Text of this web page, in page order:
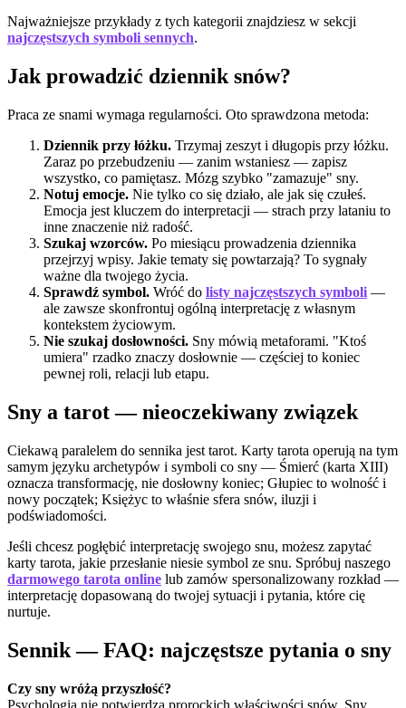
Najważniejsze przykłady z tych kategorii znajdziesz w sekcji
najczęstszych symboli sennych.
Jak prowadzić dziennik snów?
Praca ze snami wymaga regularności. Oto sprawdzona metoda:
Dziennik przy łóżku. Trzymaj zeszyt i długopis przy łóżku.
Zaraz po przebudzeniu — zanim wstaniesz — zapisz
wszystko, co pamiętasz. Mózg szybko "zamazuje" sny.
Notuj emocje. Nie tylko co się działo, ale jak się czułeś.
Emocja jest kluczem do interpretacji — strach przy lataniu to
inne znaczenie niż radość.
Szukaj wzorców. Po miesiącu prowadzenia dziennika
przejrzyj wpisy. Jakie tematy się powtarzają? To sygnały
ważne dla twojego życia.
Sprawdź symbol. Wróć do listy najczęstszych symboli —
ale zawsze skonfrontuj ogólną interpretację z własnym
kontekstem życiowym.
Nie szukaj dosłowności. Sny mówią metaforami. "Ktoś
umiera" rzadko znaczy dosłownie — częściej to koniec
pewnej roli, relacji lub etapu.
Sny a tarot — nieoczekiwany związek
Ciekawą paralelem do sennika jest tarot. Karty tarota operują na tym
samym języku archetypów i symboli co sny — Śmierć (karta XIII)
oznacza transformację, nie dosłowny koniec; Głupiec to wolność i
nowy początek; Księżyc to właśnie sfera snów, iluzji i
podświadomości.
Jeśli chcesz pogłębić interpretację swojego snu, możesz zapytać
karty tarota, jakie przesłanie niesie symbol ze snu. Spróbuj naszego
darmowego tarota online lub zamów spersonalizowany rozkład —
interpretację dopasowaną do twojej sytuacji i pytania, które cię
nurtuje.
Sennik — FAQ: najczęstsze pytania o sny
Czy sny wróżą przyszłość?
Psychologia nie potwierdza prorockich właściwości snów. Sny